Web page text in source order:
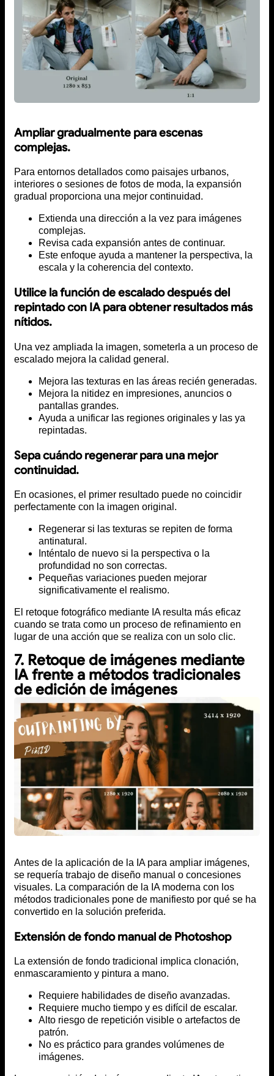
Ampliar gradualmente para escenas
complejas.
Para entornos detallados como paisajes urbanos,
interiores o sesiones de fotos de moda, la expansión
gradual proporciona una mejor continuidad.
Extienda una dirección a la vez para imágenes
complejas.
Revisa cada expansión antes de continuar.
Este enfoque ayuda a mantener la perspectiva, la
escala y la coherencia del contexto.
Utilice la función de escalado después del
repintado con IA para obtener resultados más
nítidos.
Una vez ampliada la imagen, someterla a un proceso de
escalado mejora la calidad general.
Mejora las texturas en las áreas recién generadas.
Mejora la nitidez en impresiones, anuncios o
pantallas grandes.
Ayuda a unificar las regiones originales y las ya
repintadas.
Sepa cuándo regenerar para una mejor
continuidad.
En ocasiones, el primer resultado puede no coincidir
perfectamente con la imagen original.
Regenerar si las texturas se repiten de forma
antinatural.
Inténtalo de nuevo si la perspectiva o la
profundidad no son correctas.
Pequeñas variaciones pueden mejorar
significativamente el realismo.
El retoque fotográfico mediante IA resulta más eficaz
cuando se trata como un proceso de refinamiento en
lugar de una acción que se realiza con un solo clic.
7. Retoque de imágenes mediante
IA frente a métodos tradicionales
de edición de imágenes
Antes de la aplicación de la IA para ampliar imágenes,
se requería trabajo de diseño manual o concesiones
visuales. La comparación de la IA moderna con los
métodos tradicionales pone de manifiesto por qué se ha
convertido en la solución preferida.
Extensión de fondo manual de Photoshop
La extensión de fondo tradicional implica clonación,
enmascaramiento y pintura a mano.
Requiere habilidades de diseño avanzadas.
Requiere mucho tiempo y es difícil de escalar.
Alto riesgo de repetición visible o artefactos de
patrón.
No es práctico para grandes volúmenes de
imágenes.